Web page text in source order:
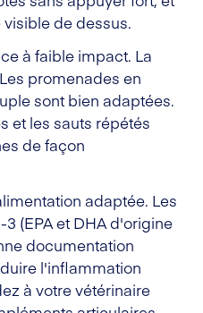
de dessus.
à faible impact. La
promenades en
sont bien adaptées.
et les sauts répétés
de façon
adaptée. Les
(EPA et DHA d'origine
documentation
l'inflammation
à votre vétérinaire